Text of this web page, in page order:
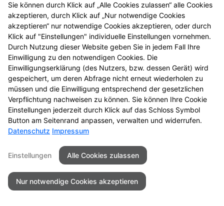
Seitenübersicht Kontakt
Impressum
Datenschutz
Barrierefreiheit
© 2026 Apotheke 42
Sie können durch Klick auf „Alle Cookies zulassen“ alle Cookies
akzeptieren, durch Klick auf „Nur notwendige Cookies
akzeptieren“ nur notwendige Cookies akzeptieren, oder durch
Klick auf "Einstellungen" individuelle Einstellungen vornehmen.
Durch Nutzung dieser Website geben Sie in jedem Fall Ihre
Einwilligung zu den notwendigen Cookies. Die
Einwilligungserklärung (des Nutzers, bzw. dessen Gerät) wird
gespeichert, um deren Abfrage nicht erneut wiederholen zu
müssen und die Einwilligung entsprechend der gesetzlichen
Verpflichtung nachweisen zu können. Sie können Ihre Cookie
Einstellungen jederzeit durch Klick auf das Schloss Symbol
Button am Seitenrand anpassen, verwalten und widerrufen.
Datenschutz Impressum
Einstellungen Alle Cookies zulassen
Nur notwendige Cookies akzeptieren